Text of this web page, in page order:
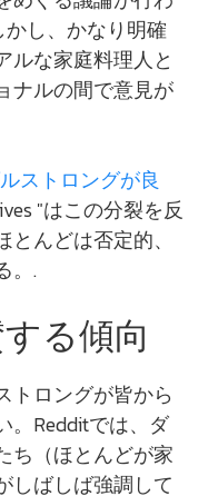
かし、かなり明確
ルな家庭料理人と
ナルの間で意見が
ストロングが良
"はこの分裂を反
んどは否定的、
。.
る傾向
トロングが皆から
。Redditでは、ダ
ち（ほとんどが家
しばしば強調して